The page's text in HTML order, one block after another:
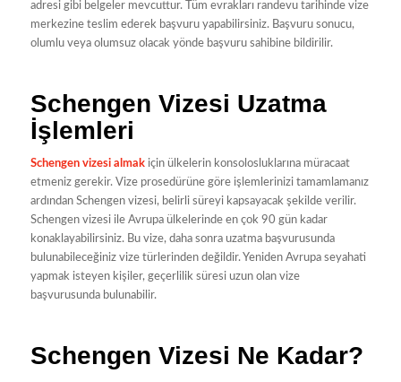
adresi gibi belgeler mevcuttur. Tüm evrakları randevu tarihinde vize
merkezine teslim ederek başvuru yapabilirsiniz. Başvuru sonucu,
olumlu veya olumsuz olacak yönde başvuru sahibine bildirilir.
Schengen Vizesi Uzatma
İşlemleri
Schengen vizesi almak için ülkelerin konsolosluklarına müracaat
etmeniz gerekir. Vize prosedürüne göre işlemlerinizi tamamlamanız
ardından Schengen vizesi, belirli süreyi kapsayacak şekilde verilir.
Schengen vizesi ile Avrupa ülkelerinde en çok 90 gün kadar
konaklayabilirsiniz. Bu vize, daha sonra uzatma başvurusunda
bulunabileceğiniz vize türlerinden değildir. Yeniden Avrupa seyahati
yapmak isteyen kişiler, geçerlilik süresi uzun olan vize
başvurusunda bulunabilir.
Schengen Vizesi Ne Kadar?